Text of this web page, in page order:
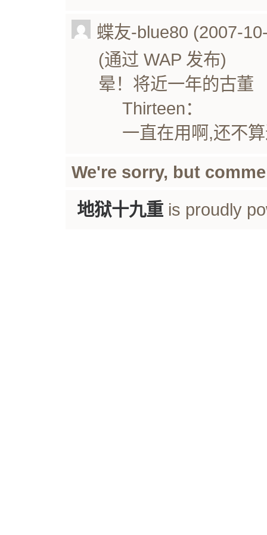
蝶友-blue80 (2007-
(通过 WAP 发布)
晕！将近一年的古董
Thirteen：
一直在用啊,还不
We're sorry, but
地狱十九重is proudly